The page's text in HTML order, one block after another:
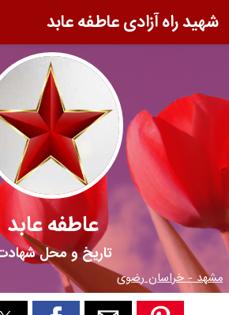
شهید راه آزادی عاطفه عابد
عاطفه عابد
تاریخ و محل
مشهد - خراسان رضوی